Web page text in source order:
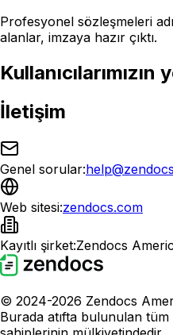
Profesyonel sözleşmeleri
alanlar, imzaya hazır çıktı.
Kullanıcılarımızın
İletişim
Genel sorular:
Web sitesi:zendocs.com
Kayıtlı şirket:Zendocs
© 2024-2026 Zendocs
Burada atıfta bulunulan